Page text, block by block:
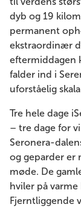
dyb og 19
permanent
ekstraordinær
eftermiddagen
falder ind i
uforståelig
Tre hele dage
– tre dage for
Seronera-
og geparder
møde. De
hviler på
Fjerntliggende